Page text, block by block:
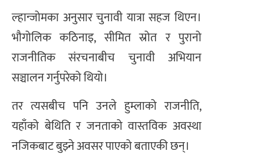
ल्हान्जोमका अनुसार चुनावी यात्रा सहज थिएन।
भौगोलिक कठिनाइ, सीमित स्रोत र पुरानो
राजनीतिक संरचनाबीच चुनावी अभियान
सञ्चालन गर्नुपरेको थियो।
तर त्यसबीच पनि उनले हुम्लाको राजनीति,
यहाँको बेथिति र जनताको वास्तविक अवस्था
नजिकबाट बुझ्ने अवसर पाएको बताएकी छन्।